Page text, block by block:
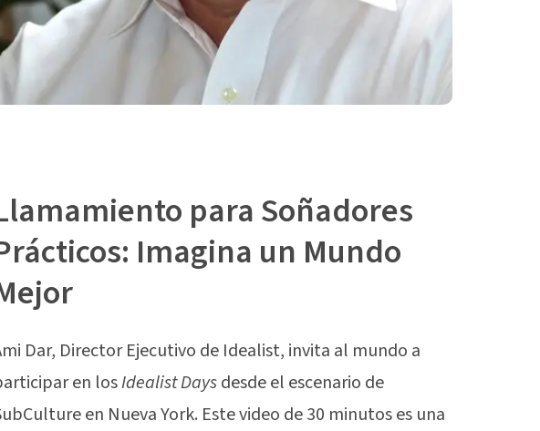
para Soñadores
Imagina un Mundo
Dar, Director Ejecutivo de Idealist, invita al mundo a
en losIdealist Daysdesde el escenario de
en Nueva York. Este video de 30 minutos es una